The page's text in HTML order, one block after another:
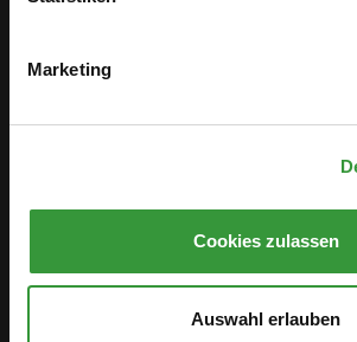
Marketing
Cookies zulassen
Auswahl erlauben
Antidiskriminierung
Gleichstellungsstelle